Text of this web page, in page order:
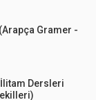
Gramer -
Dersleri